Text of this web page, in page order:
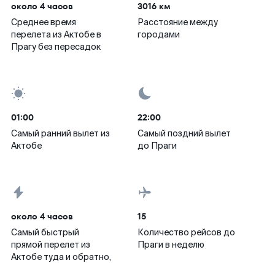
около 4 часов
Среднее время
перелета из Актобе в
Прагу без пересадок
3016 км
Расстояние между
городами
01:00
Самый ранний вылет из
Актобе
22:00
Самый поздний вылет
до Праги
около 4 часов
Самый быстрый
прямой перелет из
Актобе туда и обратно,
15
Количество рейсов до
Праги в неделю